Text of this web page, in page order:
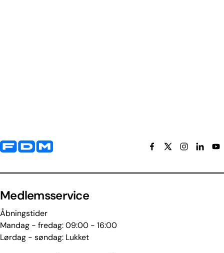
Yderligere information og kontaktoplysninger
Medlemsservice
Åbningstider
Mandag - fredag: 09:00 - 16:00
Lørdag - søndag: Lukket